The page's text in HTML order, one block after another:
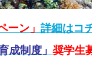
ーン」 詳細はコ
成制度」 奨学生